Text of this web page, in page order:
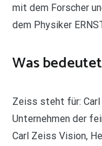
mit dem Forscher
dem Physiker
Was
Zeiss steht für:
Unternehmen der
Carl Zeiss Vision,